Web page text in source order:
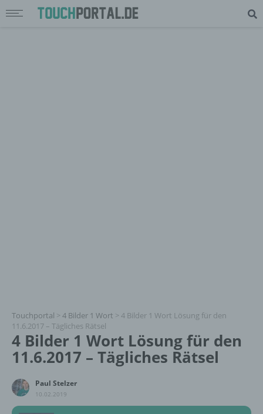
Touchportal > 4 Bilder 1 Wort > 4 Bilder 1 Wort Lösung für den
11.6.2017 – Tägliches Rätsel
4 Bilder 1 Wort Lösung für den
11.6.2017 – Tägliches Rätsel
Paul Stelzer
10.02.2019